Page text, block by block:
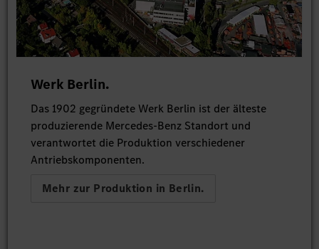
Werk Berlin.
Das 1902 gegründete Werk Berlin ist der älteste
produzierende Mercedes-Benz Standort und
verantwortet die Produktion verschiedener
Antriebskomponenten.
Mehr zur Produktion in Berlin.